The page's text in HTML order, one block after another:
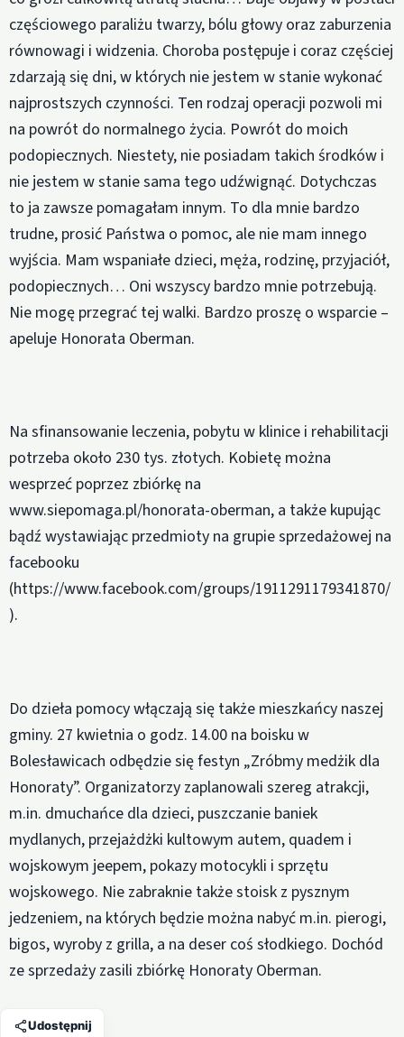
częściowego paraliżu twarzy, bólu głowy oraz zaburzenia
równowagi i widzenia. Choroba postępuje i coraz częściej
zdarzają się dni, w których nie jestem w stanie wykonać
najprostszych czynności. Ten rodzaj operacji pozwoli mi
na powrót do normalnego życia. Powrót do moich
podopiecznych. Niestety, nie posiadam takich środków i
nie jestem w stanie sama tego udźwignąć. Dotychczas
to ja zawsze pomagałam innym. To dla mnie bardzo
trudne, prosić Państwa o pomoc, ale nie mam innego
wyjścia. Mam wspaniałe dzieci, męża, rodzinę, przyjaciół,
podopiecznych… Oni wszyscy bardzo mnie potrzebują.
Nie mogę przegrać tej walki. Bardzo proszę o wsparcie –
apeluje Honorata Oberman.
Na sfinansowanie leczenia, pobytu w klinice i rehabilitacji
potrzeba około 230 tys. złotych. Kobietę można
wesprzeć poprzez zbiórkę na
www.siepomaga.pl/honorata-oberman, a także kupując
bądź wystawiając przedmioty na grupie sprzedażowej na
facebooku
(https://www.facebook.com/groups/1911291179341870/
).
Do dzieła pomocy włączają się także mieszkańcy naszej
gminy. 27 kwietnia o godz. 14.00 na boisku w
Bolesławicach odbędzie się festyn „Zróbmy medżik dla
Honoraty”. Organizatorzy zaplanowali szereg atrakcji,
m.in. dmuchańce dla dzieci, puszczanie baniek
mydlanych, przejażdżki kultowym autem, quadem i
wojskowym jeepem, pokazy motocykli i sprzętu
wojskowego. Nie zabraknie także stoisk z pysznym
jedzeniem, na których będzie można nabyć m.in. pierogi,
bigos, wyroby z grilla, a na deser coś słodkiego. Dochód
ze sprzedaży zasili zbiórkę Honoraty Oberman.
Udostępnij